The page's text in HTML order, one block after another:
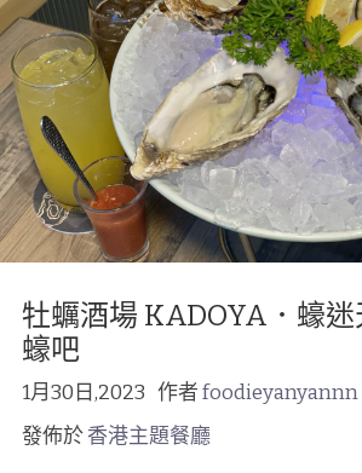
牡蠣酒場 KADOYA．蠔
蠔吧
1月30日,2023 作者foodieyanyannn
發佈於香港主題餐廳